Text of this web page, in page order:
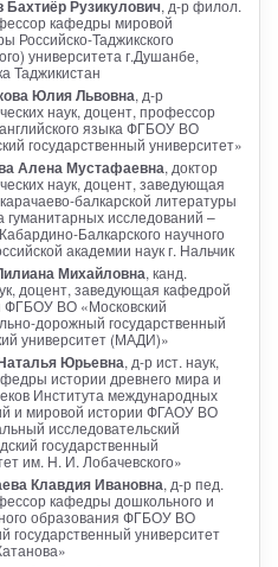
Бахтиёр Рузикулович, д-р филол.
кафедры мировой
Российско-Таджикского
университета г.Душанбе,
Таджикистан
Юлия Львовна, д-р
наук, доцент, профессор
языка ФГБОУ ВО
государственный университет»
Алена Мустафаевна, доктор
наук, доцент, заведующая
балкарской литературы
гуманитарных исследований –
Балкарского научного
академии наук г. Нальчик
Михайловна, канд.
доцент, заведующая кафедрой
ФГБОУ ВО «Московский
дорожный государственный
университет (МАДИ)»
Юрьевна, д-р ист. наук,
истории древнего мира и
Института международных
и мировой истории ФГАОУ ВО
исследовательский
государственный
им. Н. И. Лобачевского»
Клавдия Ивановна, д-р пед.
кафедры дошкольного и
образования ФГБОУ ВО
государственный университет